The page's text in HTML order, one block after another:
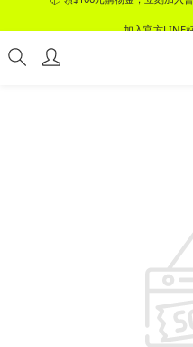
加入官方LINE
📦 領$100元購物金，立刻加入